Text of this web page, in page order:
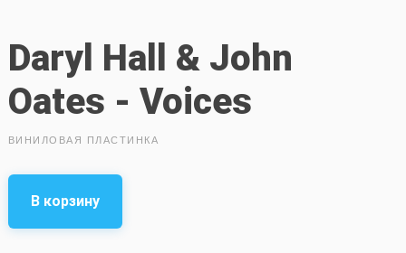
Daryl Hall & John
Oates - Voices
ВИНИЛОВАЯ ПЛАСТИНКА
В корзину